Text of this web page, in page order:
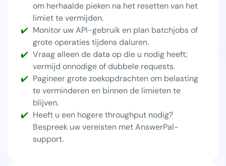
om herhaalde pieken na het resetten van het
limiet te vermijden.
Monitor uw API-gebruik en plan batchjobs of
grote operaties tijdens daluren.
Vraag alleen de data op die u nodig heeft;
vermijd onnodige of dubbele requests.
Pagineer grote zoekopdrachten om belasting
te verminderen en binnen de limieten te
blijven.
Heeft u een hogere throughput nodig?
Bespreek uw vereisten met AnswerPal-
support.